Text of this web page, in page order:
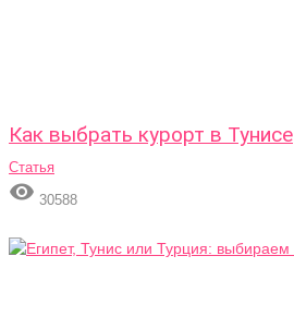
Как выбрать курорт в Тунисе
Статья
 30588